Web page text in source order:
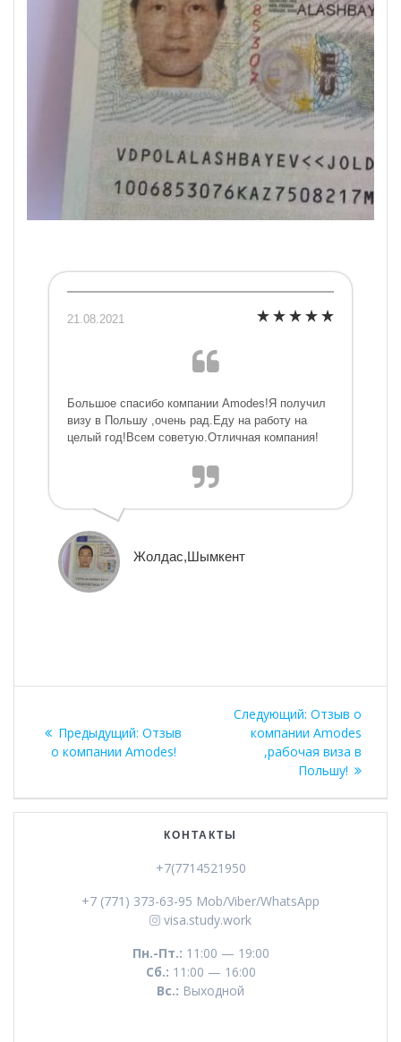
21.08.2021
Большое спасибо компании Amodes!Я получил
визу в Польшу ,очень рад.Еду на работу на
целый год!Всем советую.Отличная компания!
Жолдас,Шымкент
по Предыдущий: Предыдущая
запись:
Отзыв
о компании Amodes!
Следующий: Следующая
запись:
Отзыв о
компании Amodes
,рабочая виза в
Польшу!
КОНТАКТЫ
+7(7714521950
+7 (771) 373-63-95 Mob/Viber/WhatsApp
visa.study.work
Пн.-Пт.: 11:00 — 19:00
Сб.: 11:00 — 16:00
Вс.: Выходной